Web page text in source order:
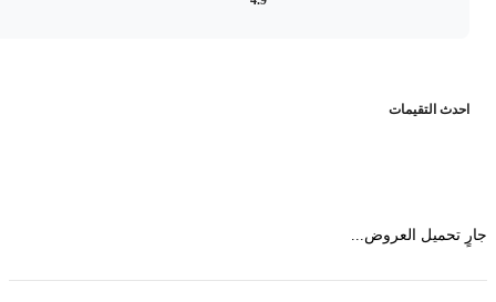
التقيمات
تحميل العروض...